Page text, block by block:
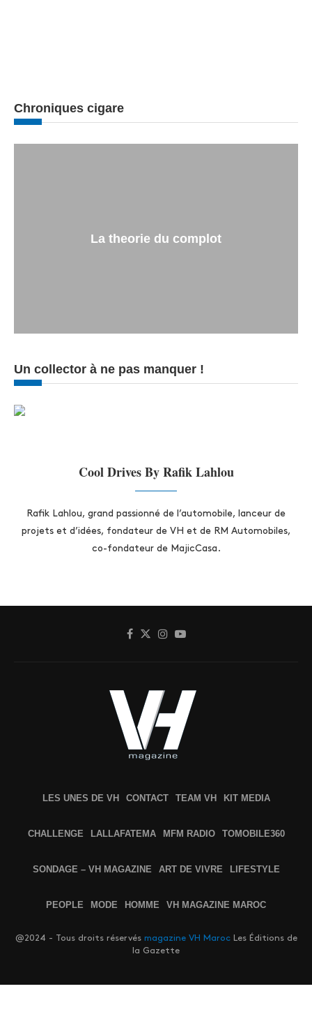
Chroniques cigare
La theorie du complot
Un collector à ne pas manquer !
Cool Drives By Rafik Lahlou
Rafik Lahlou, grand passionné de l’automobile, lanceur de
projets et d’idées, fondateur de VH et de RM Automobiles,
co-fondateur de MajicCasa.
LES UNES DE VH CONTACT TEAM VH KIT MEDIA
CHALLENGE LALLAFATEMA MFM RADIO TOMOBILE360
SONDAGE – VH MAGAZINE ART DE VIVRE LIFESTYLE
PEOPLE MODE HOMME VH MAGAZINE MAROC
@2024 - Tous droits réservés magazine VH MarocLes Éditions de
la Gazette